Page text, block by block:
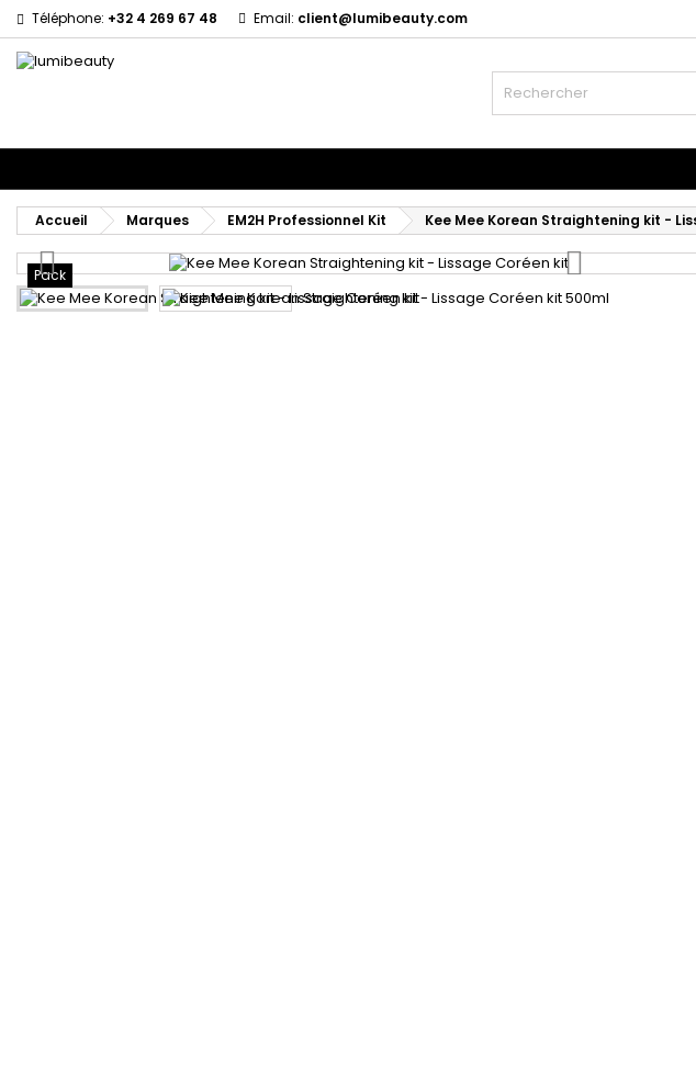
Téléphone: +32 4 269 67 48 Email: client@lumibeauty.com
Accueil Marques EM2H Professionnel Kit Kee Mee Korean Straightening kit -
Pack